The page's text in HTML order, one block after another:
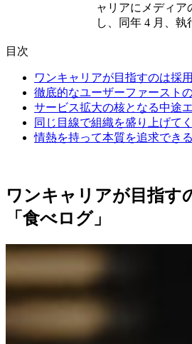
ャリアにメディア
し、同年 4 月、執
目次
ワンキャリアが目指すのは採
徹底的なユーザーファースト
サービス拡大の核となる中途
同じ目線で組織を盛り上げて
情熱を持って本質を追求でき
ワンキャリアが目指す
「食べログ」